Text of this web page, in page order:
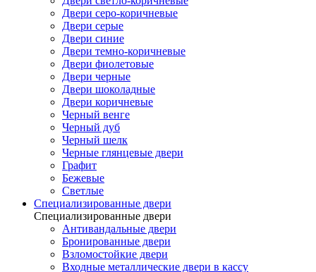
Двери серо-коричневые
Двери серые
Двери синие
Двери темно-коричневые
Двери фиолетовые
Двери черные
Двери шоколадные
Двери коричневые
Черный венге
Черный дуб
Черный шелк
Черные глянцевые двери
Графит
Бежевые
Светлые
Специализированные двери
Специализированные двери
Антивандальные двери
Бронированные двери
Взломостойкие двери
Входные металлические двери в кассу